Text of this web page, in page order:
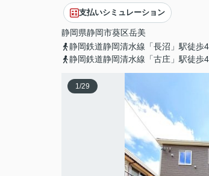
支払いシミュレーション
静岡県静岡市葵区岳美
静岡鉄道静岡清水線「長沼」駅徒歩
静岡鉄道静岡清水線「古庄」駅徒歩
1/29